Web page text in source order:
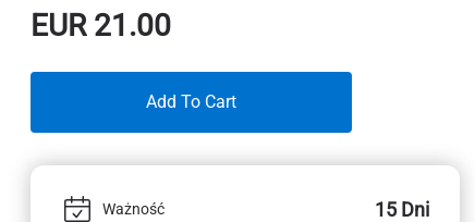
EUR21.00
Add To Cart
Ważność 15 Dni